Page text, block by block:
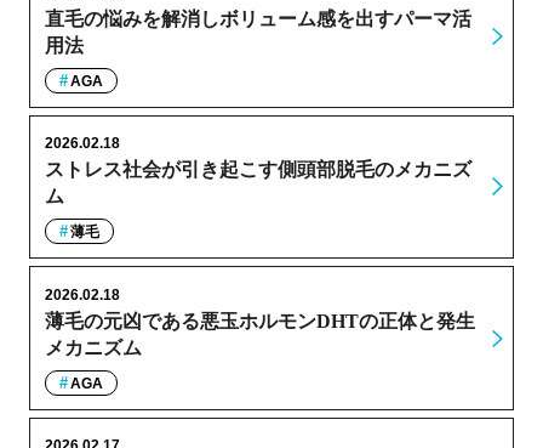
直毛の悩みを解消しボリューム感を出すパーマ活
用法
AGA
ストレス社会が引き起こす側頭部脱毛のメカニズ
ム
2026.02.18
薄毛
薄毛の元凶である悪玉ホルモンDHTの正体と発生
メカニズム
2026.02.18
AGA